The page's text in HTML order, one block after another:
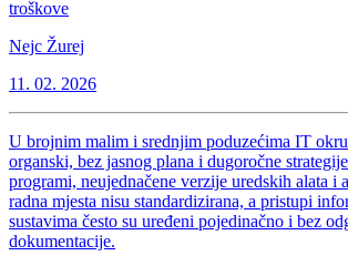
troškove
Nejc Žurej
11. 02. 2026
U brojnim malim i srednjim poduzećima IT
organski, bez jasnog plana i dugoročne
programi, neujednačene verzije uredskih alata i
radna mjesta nisu standardizirana, a pristupi
sustavima često su uređeni pojedinačno i bez
dokumentacije.